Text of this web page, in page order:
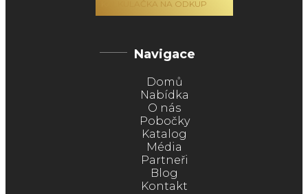
KALKULAČKA NA ODKUP
Navigace
Domů
Nabídka
O nás
Pobočky
Katalog
Média
Partneři
Blog
Kontakt